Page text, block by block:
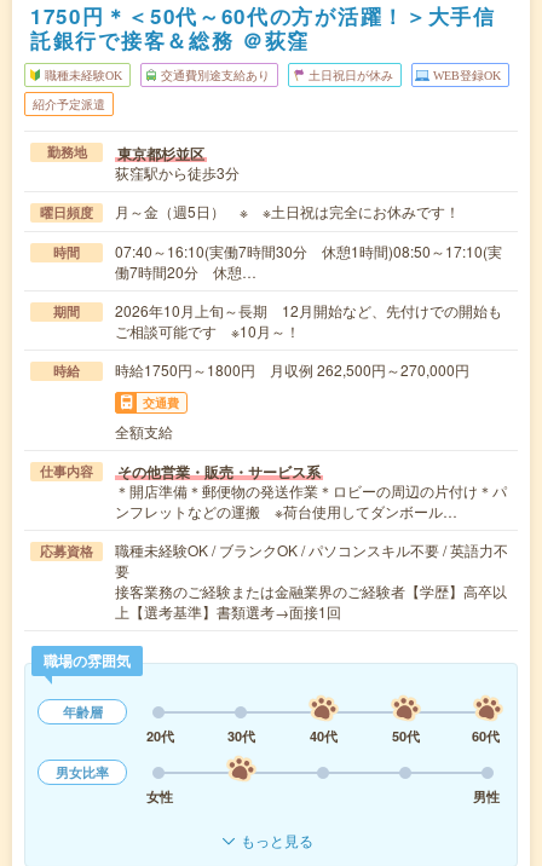
1750円＊＜50代～60代の方が活躍！＞大手信
託銀行で接客＆総務 ＠荻窪
職種未経験OK 交通費別途支給あり 土日祝日が休み WEB登録OK
紹介予定派遣
勤務地 東京都杉並区
荻窪駅から徒歩3分
曜日頻度 月～金（週5日） ※ ※土日祝は完全にお休みです！
時間
07:40～16:10(実働7時間30分 休憩1時間)08:50～17:10(実
働7時間20分 休憩…
期間
2026年10月上旬～長期 12月開始など、先付けでの開始も
ご相談可能です ※10月～！
時給 時給1750円～1800円 月収例 262,500円～270,000円
交通費
全額支給
仕事内容 その他営業・販売・サービス系
＊開店準備＊郵便物の発送作業＊ロビーの周辺の片付け＊パ
ンフレットなどの運搬 ※荷台使用してダンボール…
応募資格
職種未経験OK / ブランクOK / パソコンスキル不要 / 英語力不
要
接客業務のご経験または金融業界のご経験者【学歴】高卒以
上【選考基準】書類選考→面接1回
職場の雰囲気
年齢層
20代
30代 40代 50代
60代
男女比率
女性
男性
もっと見る